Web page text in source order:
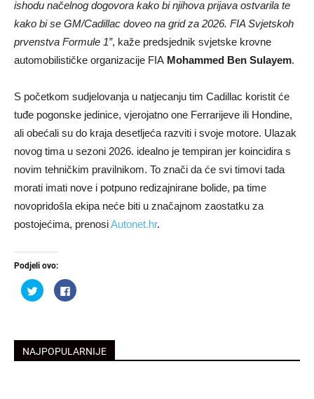
ishodu načelnog dogovora kako bi njihova prijava ostvarila te
kako bi se GM/Cadillac doveo na grid za 2026. FIA Svjetskoh
prvenstva Formule 1”, kaže predsjednik svjetske krovne
automobilističke organizacije FIA Mohammed Ben Sulayem.
S početkom sudjelovanja u natjecanju tim Cadillac koristit će
tuđe pogonske jedinice, vjerojatno one Ferrarijeve ili Hondine,
ali obećali su do kraja desetljeća razviti i svoje motore. Ulazak
novog tima u sezoni 2026. idealno je tempiran jer koincidira s
novim tehničkim pravilnikom. To znači da će svi timovi tada
morati imati nove i potpuno redizajnirane bolide, pa time
novopridošla ekipa neće biti u značajnom zaostatku za
postojećima, prenosiAutonet.hr.
Podjeli ovo:
Podijeli
na
Twitteru
novom
prozoru)
Klikom
podijelite
novom
prozoru)
NAJPOPULARNIJE